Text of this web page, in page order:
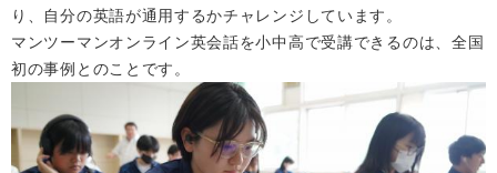
り、自分の英語が通用するかチャレンジしています。
マンツーマンオンライン英会話を小中高で受講できるのは、全国
初の事例とのことです。